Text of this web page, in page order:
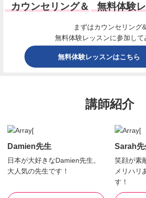
カウンセリング＆ 無料体験
まずはカウンセリング&
無料体験レッスンに参加して
無料体験レッスンはこちら
講師紹介
Damien先生
日本が大好きなDamien先生。
大人気の先生です！
Sarah先
笑顔が素
メリハリ
す！